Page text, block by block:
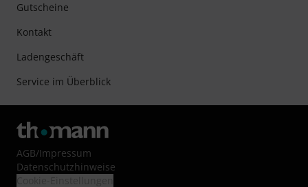
Gutscheine
Kontakt
Ladengeschäft
Service im Überblick
AGB/Impressum
Datenschutzhinweise